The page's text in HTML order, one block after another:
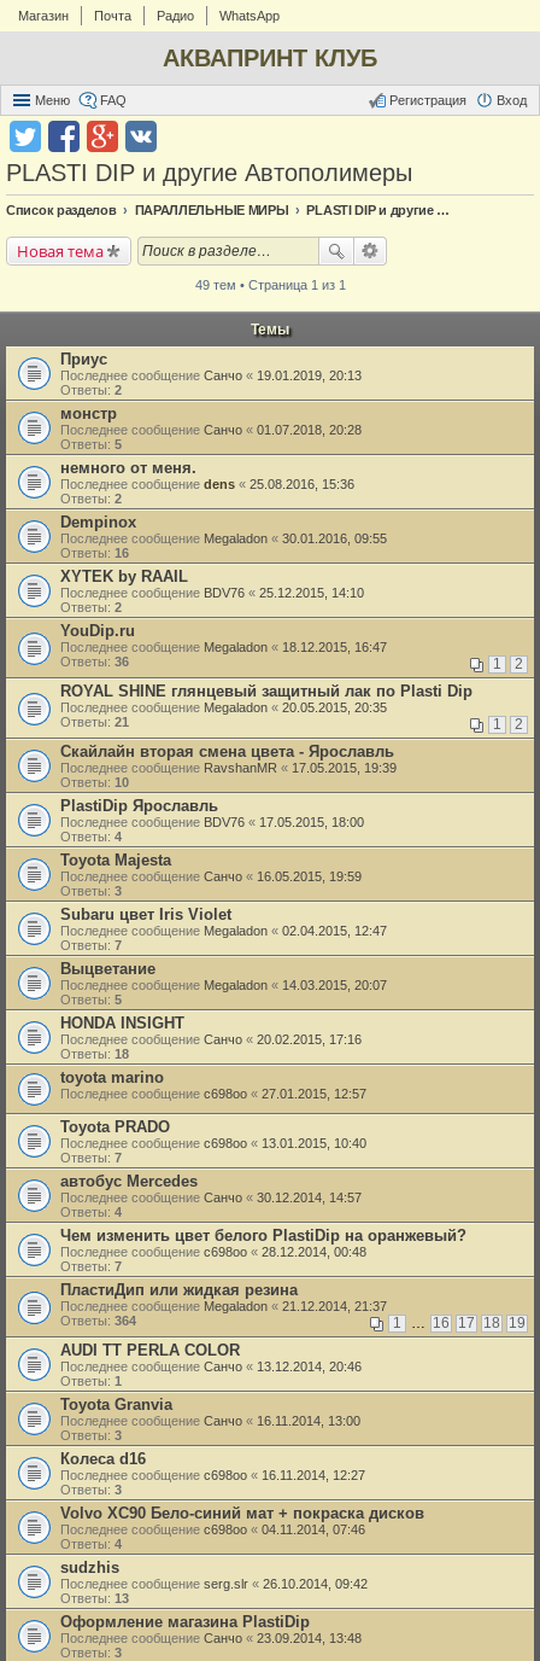
Магазин Почта Радио WhatsApp
АКВАПРИНТ КЛУБ
Меню FAQ Вход
Регистрация
PLASTI DIP и другие Автополимеры
Список разделов ПАРАЛЛЕЛЬНЫЕ МИРЫ PLASTI DIP и другие Автополимеры
Новая тема
49 тем • Страница 1 из 1
Темы
Приус
Последнее сообщение Санчо « 19.01.2019, 20:13
Ответы: 2
монстр
Последнее сообщение Санчо « 01.07.2018, 20:28
Ответы: 5
немного от меня.
Последнее сообщение dens « 25.08.2016, 15:36
Ответы: 2
Dempinox
Последнее сообщение Megaladon « 30.01.2016, 09:55
Ответы: 16
XYTEK by RAAIL
Последнее сообщение BDV76 « 25.12.2015, 14:10
Ответы: 2
YouDip.ru
Последнее сообщение Megaladon « 18.12.2015, 16:47
Ответы: 36 1 2
ROYAL SHINE глянцевый защитный лак по Plasti Dip
Последнее сообщение Megaladon « 20.05.2015, 20:35
Ответы: 21 1 2
Скайлайн вторая смена цвета - Ярославль
Последнее сообщение RavshanMR « 17.05.2015, 19:39
Ответы: 10
PlastiDip Ярославль
Последнее сообщение BDV76 « 17.05.2015, 18:00
Ответы: 4
Toyota Majesta
Последнее сообщение Санчо « 16.05.2015, 19:59
Ответы: 3
Subaru цвет Iris Violet
Последнее сообщение Megaladon « 02.04.2015, 12:47
Ответы: 7
Выцветание
Последнее сообщение Megaladon « 14.03.2015, 20:07
Ответы: 5
HONDA INSIGHT
Последнее сообщение Санчо « 20.02.2015, 17:16
Ответы: 18
toyota marino
Последнее сообщение c698oo « 27.01.2015, 12:57
Toyota PRADO
Последнее сообщение c698oo « 13.01.2015, 10:40
Ответы: 7
автобус Mercedes
Последнее сообщение Санчо « 30.12.2014, 14:57
Ответы: 4
Чем изменить цвет белого PlastiDip на оранжевый?
Последнее сообщение c698oo « 28.12.2014, 00:48
Ответы: 7
ПластиДип или жидкая резина
Последнее сообщение Megaladon « 21.12.2014, 21:37
Ответы: 364 1 … 16 17 18 19
AUDI TT PERLA COLOR
Последнее сообщение Санчо « 13.12.2014, 20:46
Ответы: 1
Toyota Granvia
Последнее сообщение Санчо « 16.11.2014, 13:00
Ответы: 3
Колеса d16
Последнее сообщение c698oo « 16.11.2014, 12:27
Ответы: 3
Volvo XC90 Бело-синий мат + покраска дисков
Последнее сообщение c698oo « 04.11.2014, 07:46
Ответы: 4
sudzhis
Последнее сообщение serg.slr « 26.10.2014, 09:42
Ответы: 13
Оформление магазина PlastiDip
Последнее сообщение Санчо « 23.09.2014, 13:48
Ответы: 3